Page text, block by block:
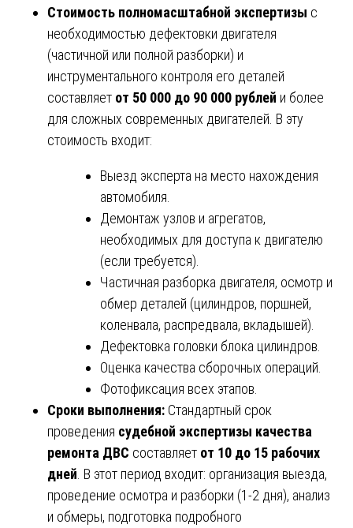
Стоимость полномасштабной экспертизы с
необходимостью дефектовки двигателя
(частичной или полной разборки) и
инструментального контроля его деталей
составляет от 50 000 до 90 000 рублей и более
для сложных современных двигателей. В эту
стоимость входит:
Выезд эксперта на место нахождения
автомобиля.
Демонтаж узлов и агрегатов,
необходимых для доступа к двигателю
(если требуется).
Частичная разборка двигателя, осмотр и
обмер деталей (цилиндров, поршней,
коленвала, распредвала, вкладышей).
Дефектовка головки блока цилиндров.
Оценка качества сборочных операций.
Фотофиксация всех этапов.
Сроки выполнения: Стандартный срок
проведения судебной экспертизы качества
ремонта ДВС составляет от 10 до 15 рабочих
дней . В этот период входит: организация выезда,
проведение осмотра и разборки (1-2 дня), анализ
и обмеры, подготовка подробного